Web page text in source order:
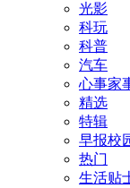
光影
科玩
科普
汽车
心事家
精选
特辑
早报校
热门
生活贴